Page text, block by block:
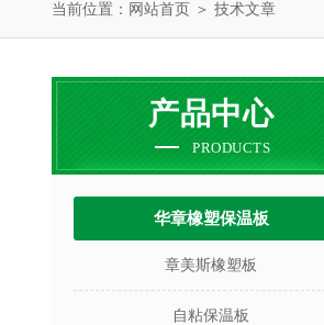
当前位置： 网站首页 ＞ 技术文章
产品中心
PRODUCTS
华章橡塑保温板
章美斯橡塑板
自粘保温板